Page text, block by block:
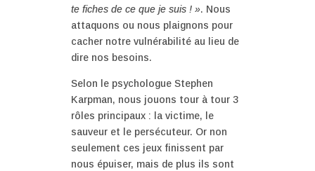
te fiches de ce que je suis ! ». Nous
attaquons ou nous plaignons pour
cacher notre vulnérabilité au lieu de
dire nos besoins.
Selon le psychologue Stephen
Karpman, nous jouons tour à tour 3
rôles principaux : la victime, le
sauveur et le persécuteur. Or non
seulement ces jeux finissent par
nous épuiser, mais de plus ils sont